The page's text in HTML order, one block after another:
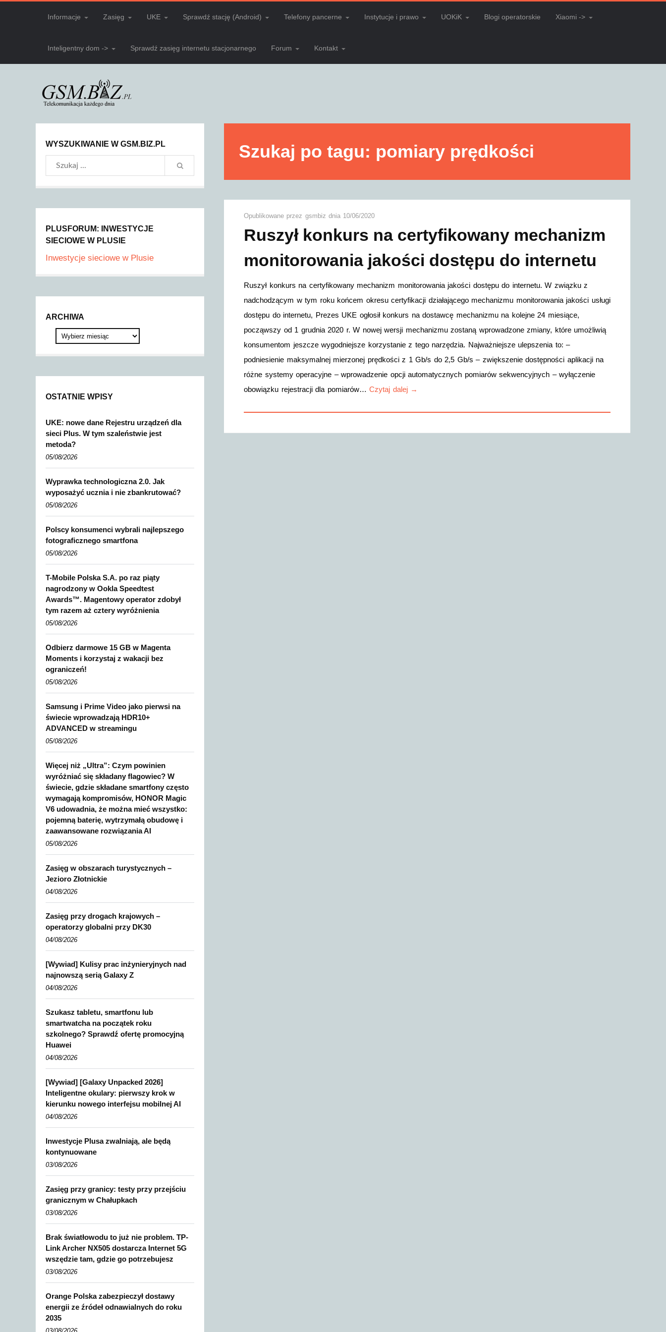
Informacje Zasięg UKE Sprawdź stację (Android) Telefony pancerne Instytucje i prawo UOKiK Blogi operatorskie Xiaomi ->
Inteligentny dom -> Sprawdź zasięg internetu stacjonarnego Forum Kontakt
Szukaj po tagu: pomiary prędkości
Opublikowane przez gsmbiz dnia 10/06/2020
Ruszył konkurs na certyfikowany mechanizm
monitorowania jakości dostępu do internetu
Ruszył konkurs na certyfikowany mechanizm monitorowania jakości dostępu do internetu. W związku z
nadchodzącym w tym roku końcem okresu certyfikacji działającego mechanizmu monitorowania jakości usługi
dostępu do internetu, Prezes UKE ogłosił konkurs na dostawcę mechanizmu na kolejne 24 miesiące,
począwszy od 1 grudnia 2020 r. W nowej wersji mechanizmu zostaną wprowadzone zmiany, które umożliwią
konsumentom jeszcze wygodniejsze korzystanie z tego narzędzia. Najważniejsze ulepszenia to: –
podniesienie maksymalnej mierzonej prędkości z 1 Gb/s do 2,5 Gb/s – zwiększenie dostępności aplikacji na
różne systemy operacyjne – wprowadzenie opcji automatycznych pomiarów sekwencyjnych – wyłączenie
obowiązku rejestracji dla pomiarów… Czytaj dalej →
WYSZUKIWANIE W GSM.BIZ.PL
PLUSFORUM: INWESTYCJE
SIECIOWE W PLUSIE
Inwestycje sieciowe w Plusie
ARCHIWA
OSTATNIE WPISY
UKE: nowe dane Rejestru urządzeń dla
sieci Plus. W tym szaleństwie jest
metoda?
05/08/2026
Wyprawka technologiczna 2.0. Jak
wyposażyć ucznia i nie zbankrutować?
05/08/2026
Polscy konsumenci wybrali najlepszego
fotograficznego smartfona
05/08/2026
T-Mobile Polska S.A. po raz piąty
nagrodzony w Ookla Speedtest
Awards™. Magentowy operator zdobył
tym razem aż cztery wyróżnienia
05/08/2026
Odbierz darmowe 15 GB w Magenta
Moments i korzystaj z wakacji bez
ograniczeń!
05/08/2026
Samsung i Prime Video jako pierwsi na
świecie wprowadzają HDR10+
ADVANCED w streamingu
05/08/2026
Więcej niż „Ultra”: Czym powinien
wyróżniać się składany flagowiec? W
świecie, gdzie składane smartfony często
wymagają kompromisów, HONOR Magic
V6 udowadnia, że można mieć wszystko:
pojemną baterię, wytrzymałą obudowę i
zaawansowane rozwiązania AI
05/08/2026
Zasięg w obszarach turystycznych –
Jezioro Złotnickie
04/08/2026
Zasięg przy drogach krajowych –
operatorzy globalni przy DK30
04/08/2026
[Wywiad] Kulisy prac inżynieryjnych nad
najnowszą serią Galaxy Z
04/08/2026
Szukasz tabletu, smartfonu lub
smartwatcha na początek roku
szkolnego? Sprawdź ofertę promocyjną
Huawei
04/08/2026
[Wywiad] [Galaxy Unpacked 2026]
Inteligentne okulary: pierwszy krok w
kierunku nowego interfejsu mobilnej AI
04/08/2026
Inwestycje Plusa zwalniają, ale będą
kontynuowane
03/08/2026
Zasięg przy granicy: testy przy przejściu
granicznym w Chałupkach
03/08/2026
Brak światłowodu to już nie problem. TP-
Link Archer NX505 dostarcza Internet 5G
wszędzie tam, gdzie go potrzebujesz
03/08/2026
Orange Polska zabezpieczył dostawy
energii ze źródeł odnawialnych do roku
2035